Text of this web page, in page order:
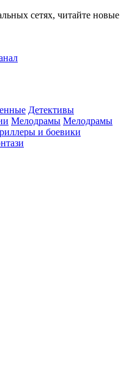
сетях, читайте новые
Детективы
Мелодрамы Мелодрамы
и боевики